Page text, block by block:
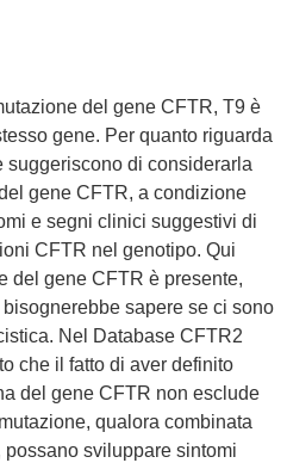
del gene CFTR, T9 è
gene. Per quanto riguarda
suggeriscono di considerarla
gene CFTR, a condizione
e segni clinici suggestivi di
CFTR nel genotipo. Qui
del gene CFTR è presente,
sapere se ci sono
Nel Database CFTR2
che il fatto di aver definito
del gene CFTR non esclude
qualora combinata
possano sviluppare sintomi